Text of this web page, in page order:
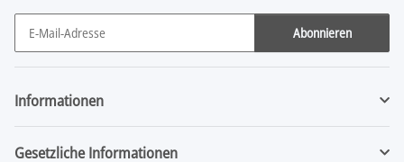
Abonnieren
Newsletter Abonnieren
Informationen
Gesetzliche Informationen